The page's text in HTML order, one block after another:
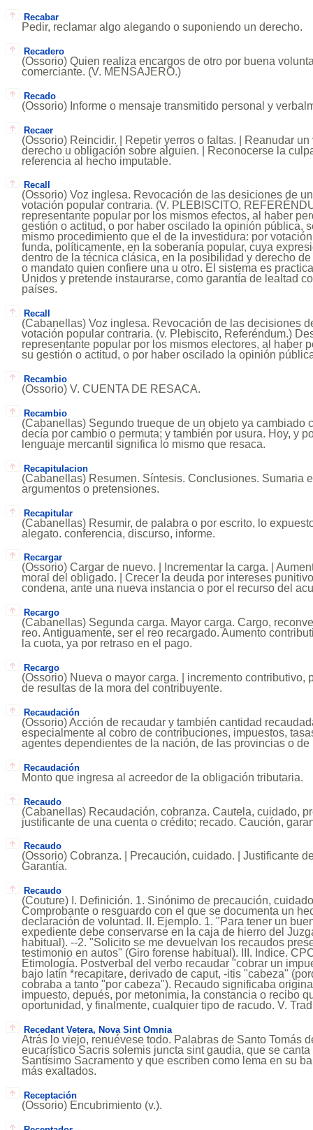
Recabar
Pedir, reclamar algo alegando o suponiendo un derecho.
Recadero
(Ossorio) Quien realiza encargos de otro por buena
comerciante. (V. MENSAJERO.)
Recado
(Ossorio) Informe o mensaje transmitido personal y
Recaer
(Ossorio) Reincidir. | Repetir yerros o faltas. | Reanudar
derecho u obligación sobre alguien. | Reconocerse la
referencia al hecho imputable.
Recall
(Ossorio) Voz inglesa. Revocación de las desiciones de
votación popular contraria. (V. PLEBISCITO,
representante popular por los mismos efectos, al haber
gestión o actitud, o por haber oscilado la opinión pública,
mismo procedimiento que el de la investidura: por
funda, políticamente, en la soberanía popular, cuya
dentro de la técnica clásica, en la posibilidad y derecho
o mandato quien confiere una u otro. El sistema es
Unidos y pretende instaurarse, como garantía de lealtad
países.
Recall
(Cabanellas) Voz inglesa. Revocación de las decisiones
votación popular contraria. (v. Plebiscito, Referéndum.)
representante popular por los mismos electores, al haber
su gestión o actitud, o por haber oscilado la opinión
Recambio
(Ossorio) V. CUENTA DE RESACA.
Recambio
(Cabanellas) Segundo trueque de un objeto ya cambiado
decía por cambio o permuta; y también por usura. Hoy, y
lenguaje mercantil significa lo mismo que resaca.
Recapitulacion
(Cabanellas) Resumen. Síntesis. Conclusiones. Sumaria
argumentos o pretensiones.
Recapitular
(Cabanellas) Resumir, de palabra o por escrito, lo
alegato. conferencia, discurso, informe.
Recargar
(Ossorio) Cargar de nuevo. | Incrementar la carga. |
moral del obligado. | Crecer la deuda por intereses
condena, ante una nueva instancia o por el recurso del
Recargo
(Cabanellas) Segunda carga. Mayor carga. Cargo,
reo. Antiguamente, ser el reo recargado. Aumento
la cuota, ya por retraso en el pago.
Recargo
(Ossorio) Nueva o mayor carga. | incremento contributivo,
de resultas de la mora del contribuyente.
Recaudación
(Ossorio) Acción de recaudar y también cantidad
especialmente al cobro de contribuciones, impuestos,
agentes dependientes de la nación, de las provincias o
Recaudación
Monto que ingresa al acreedor de la obligación tributaria.
Recaudo
(Cabanellas) Recaudación, cobranza. Cautela, cuidado,
justificante de una cuenta o crédito; recado. Caución,
Recaudo
(Ossorio) Cobranza. | Precaución, cuidado. | Justificante
Garantía.
Recaudo
(Couture) I. Definición. 1. Sinónimo de precaución,
Comprobante o resguardo con el que se documenta un
declaración de voluntad. II. Ejemplo. 1. "Para tener un
expediente debe conservarse en la caja de hierro del
habitual). --2. "Solicito se me devuelvan los recaudos
testimonio en autos" (Giro forense habitual). III. Indice.
Etimología. Postverbal del verbo recaudar "cobrar un
bajo latín *recapitare, derivado de caput, -itis "cabeza"
cobraba a tanto "por cabeza"). Recaudo significaba
impuesto, depués, por metonimia, la constancia o recibo
oportunidad, y finalmente, cualquier tipo de racudo. V.
Recedant Vetera, Nova Sint Omnia
Atrás lo viejo, renuévese todo. Palabras de Santo Tomás
eucarístico Sacris solemis juncta sint gaudia, que se
Santísimo Sacramento y que escriben como lema en su
más exaltados.
Receptación
(Ossorio) Encubrimiento (v.).